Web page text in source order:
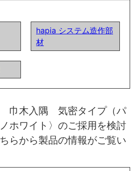
hapia システム造作部
材
木入隅 気密タイプ（パ
ホワイト〉のご採用を検討
らから製品の情報がご覧い